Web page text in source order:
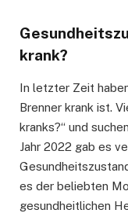
krank?
In letzter Zeit
Brenner krank ist.
kranks?“ und
Jahr 2022 gab es
es der beliebten
gesundheitlichen